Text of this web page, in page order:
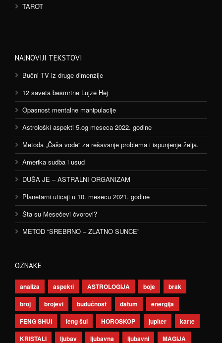
TAROT
NAJNOVIJI TEKSTOVI
Bučni TV iz druge dimenzije
12 saveta besmrtne Lujze Hej
Opasnost mentalne manipulacije
Astrološki aspekti 5.og meseca 2022. godine
Metoda „Čaša vode“ za rešavanje problema i ispunjenje želja.
Amerika sudba i usud
DUŠA JE – ASTRALNI ORGANIZAM
Planetarni uticaji u 10. mesecu 2021. godine
Šta su Mesečevi čvorovi?
METOD “SREBRNO – ZLATNO SUNCE”
OZNAKE
analiza aspekti ASTROLOGIJA boje
brak
broj
brojevi budućnost datum
energija
FENG SHUI
feng šui HOROSKOP jupiter
karte
KRISTALI
ljubav ljubavna ljubavni MAGIJA